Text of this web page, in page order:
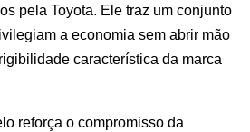
pela Toyota. Ele traz um conjunto
a economia sem abrir mão
característica da marca
reforça o compromisso da